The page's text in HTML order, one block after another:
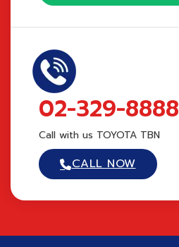
02-329-8888
Call with us TOYOTA TBN
CALL NOW